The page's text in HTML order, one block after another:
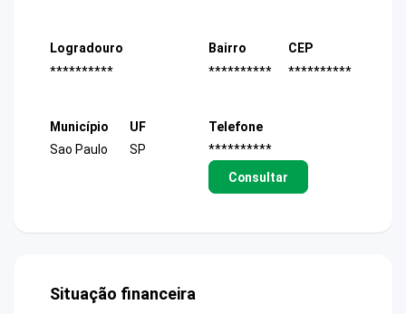
Logradouro
**********
Bairro
**********
CEP
**********
Município
Sao Paulo
UF
SP
Telefone
**********
Consultar
Situação financeira